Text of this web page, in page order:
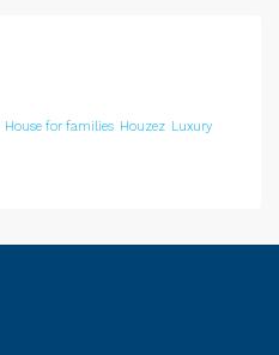
House for families Houzez Luxury